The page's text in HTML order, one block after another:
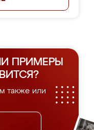
ПРИМЕРЫ
также или